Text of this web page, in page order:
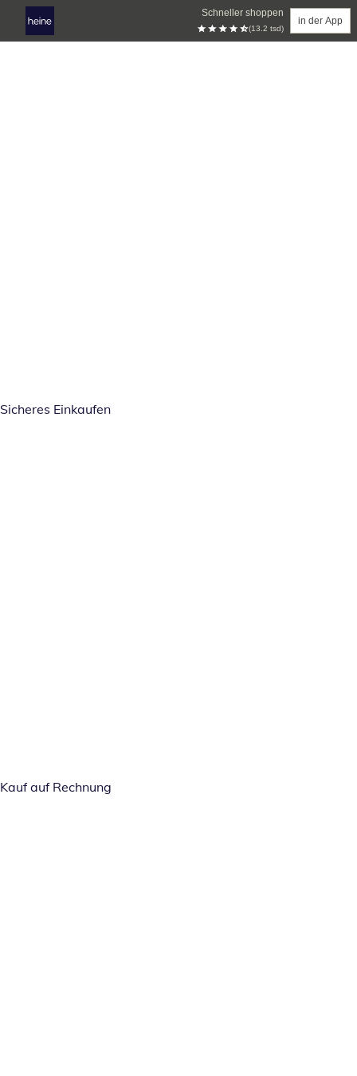
Schneller shoppen
(13.2 tsd)
in der App
Sicheres Einkaufen
Kauf auf Rechnung